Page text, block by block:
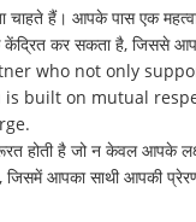
हैं। आपके पास एक
कर सकता है, जिससे
who not only
built on mutual
होती है जो न केवल आपके
आपका साथी आपकी